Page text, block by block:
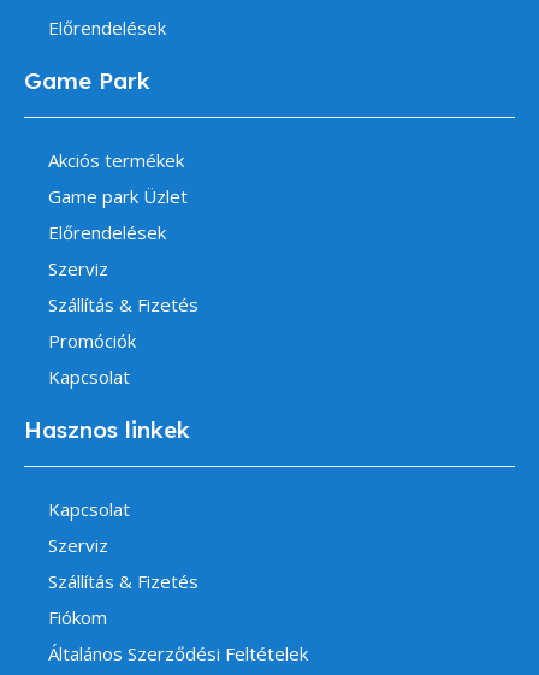
Előrendelések
Game Park
Akciós termékek
Game park Üzlet
Előrendelések
Szerviz
Szállítás & Fizetés
Promóciók
Kapcsolat
Hasznos linkek
Kapcsolat
Szerviz
Szállítás & Fizetés
Fiókom
Általános Szerződési Feltételek